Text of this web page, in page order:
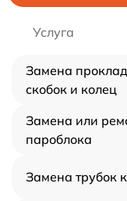
Услуга
Замена
скобок и колец
Замена или
пароблока
Замена трубок